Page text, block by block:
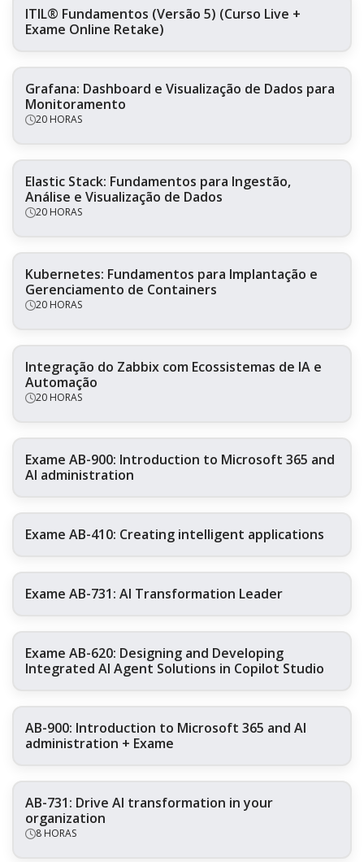
ITIL® Fundamentos (Versão 5) (Curso Live +
Exame Online Retake)
Grafana: Dashboard e Visualização de Dados para
Monitoramento
20 HORAS
Elastic Stack: Fundamentos para Ingestão,
Análise e Visualização de Dados
20 HORAS
Kubernetes: Fundamentos para Implantação e
Gerenciamento de Containers
20 HORAS
Integração do Zabbix com Ecossistemas de IA e
Automação
20 HORAS
Exame AB-900: Introduction to Microsoft 365 and
AI administration
Exame AB-410: Creating intelligent applications
Exame AB-731: AI Transformation Leader
Exame AB-620: Designing and Developing
Integrated AI Agent Solutions in Copilot Studio
AB-900: Introduction to Microsoft 365 and AI
administration + Exame
AB-731: Drive AI transformation in your
organization
8 HORAS